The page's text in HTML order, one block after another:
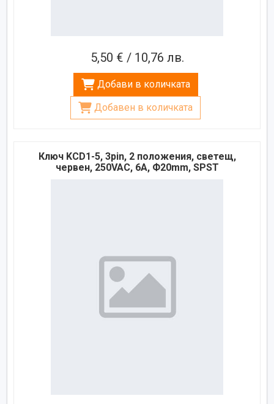
5,50 € / 10,76 лв.
Добави в количката
Добавен в количката
Ключ KCD1-5, 3pin, 2 положения, светещ,
червен, 250VAC, 6A, Ф20mm, SPST